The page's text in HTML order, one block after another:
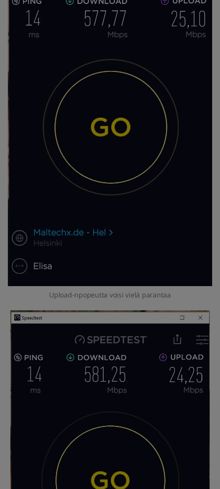
Upload-npopeutta voisi vielä parantaa